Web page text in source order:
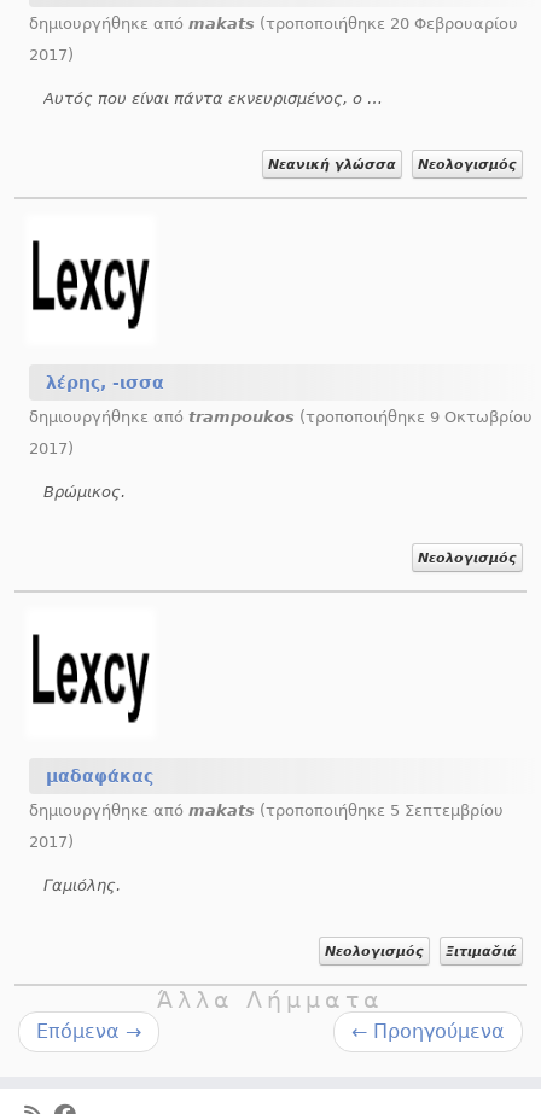
δημιουργήθηκε απόmakats (τροποποιήθηκε 20 Φεβρουαρίου
2017)
Αυτός που είναι πάντα εκνευρισμένος, ο τσαντίλας.
Νεανική γλώσσα Νεολογισμός
λέρης, -ισσα
δημιουργήθηκε απόtrampoukos (τροποποιήθηκε 9 Οκτωβρίου
2017)
Βρώμικος.
Νεολογισμός
μαδαφάκας
δημιουργήθηκε απόmakats (τροποποιήθηκε 5 Σεπτεμβρίου
2017)
Γαμιόλης.
Νεολογισμός Ξιτιμασ̌ιά
Άλλα Λήμματα
Επόμενα → ← Προηγούμενα